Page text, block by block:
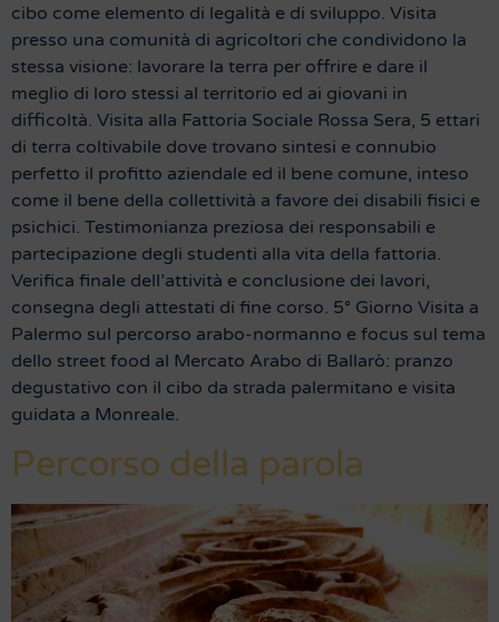
cibo come elemento di legalità e di sviluppo. Visita
presso una comunità di agricoltori che condividono la
stessa visione: lavorare la terra per offrire e dare il
meglio di loro stessi al territorio ed ai giovani in
difficoltà. Visita alla Fattoria Sociale Rossa Sera, 5 ettari
di terra coltivabile dove trovano sintesi e connubio
perfetto il profitto aziendale ed il bene comune, inteso
come il bene della collettività a favore dei disabili fisici e
psichici. Testimonianza preziosa dei responsabili e
partecipazione degli studenti alla vita della fattoria.
Verifica finale dell’attività e conclusione dei lavori,
consegna degli attestati di fine corso. 5° Giorno Visita a
Palermo sul percorso arabo-normanno e focus sul tema
dello street food al Mercato Arabo di Ballarò: pranzo
degustativo con il cibo da strada palermitano e visita
guidata a Monreale.
Percorso della parola